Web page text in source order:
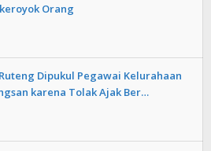
Orang
Dipukul Pegawai Kelurahaan
karena Tolak Ajak Ber…